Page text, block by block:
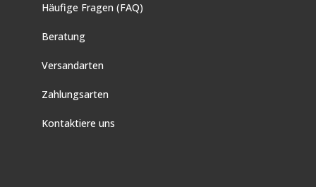
Häufige Fragen (FAQ)
Beratung
Versandarten
Zahlungsarten
Kontaktiere uns